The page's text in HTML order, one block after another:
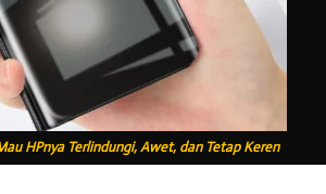
HPnya Terlindungi, Awet, dan Tetap Keren